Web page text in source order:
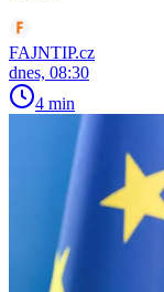
FAJNTIP.cz
dnes, 08:30
4 min